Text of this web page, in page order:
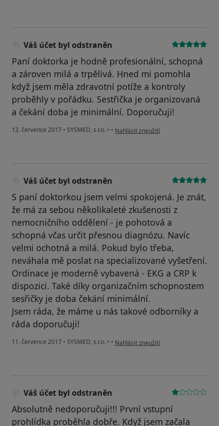
Váš účet byl odstraněn
Paní doktorka je hodně profesionální, schopná
a zároven milá a trpělivá. Hned mi pomohla
když jsem měla zdravotní potíže a kontroly
proběhly v pořádku. Sestřička je organizovaná
a čekání doba je minimální. Doporučuji!
12. července 2017 • SYSMED, s.r.o. • • podle názoru uživatele Váš účet byl
Nahlásit zneužití
Váš účet byl odstraněn
S paní doktorkou jsem velmi spokojená. Je znát,
že má za sebou několikaleté zkušenosti z
nemocničního oddělení - je pohotová a
schopná včas určit přesnou diagnózu. Navíc
velmi ochotná a milá. Pokud bylo třeba,
neváhala mě poslat na specializované vyšetření.
Ordinace je moderně vybavená - EKG a CRP k
dispozici. Také díky organizačním schopnostem
sesřičky je doba čekání minimální.
Jsem ráda, že máme u nás takové odborníky a
ráda doporučuji!
11. července 2017 • SYSMED, s.r.o. • • podle názoru uživatele Váš účet byl
Nahlásit zneužití
Váš účet byl odstraněn
Absolutně nedoporučuji!!! První vstupní
prohlídka proběhla dobře. Když jsem začala